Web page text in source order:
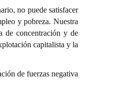
no puede satisfacer
y pobreza. Nuestra
de concentración y de
capitalista y la
de fuerzas negativa